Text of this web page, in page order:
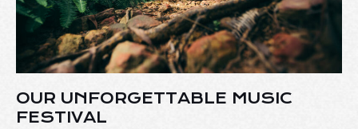
OUR UNFORGETTABLE MUSIC
FESTIVAL